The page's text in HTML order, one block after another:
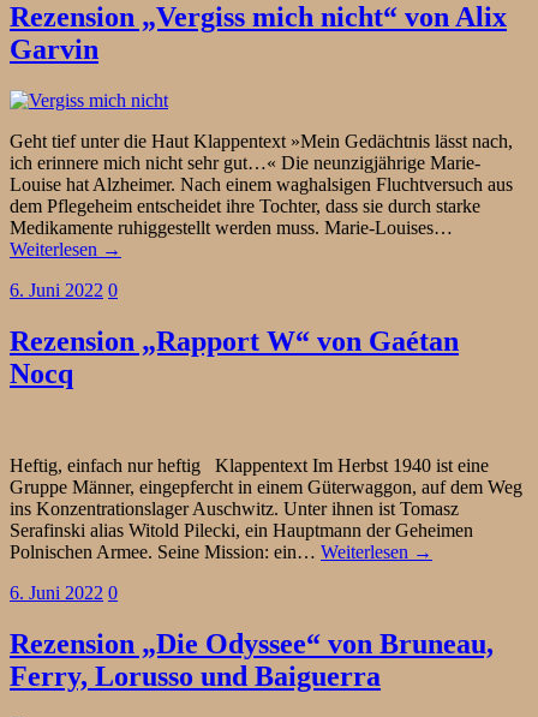
Rezension „Vergiss mich nicht“ von Alix
Garvin
Geht tief unter die Haut Klappentext »Mein Gedächtnis lässt nach,
ich erinnere mich nicht sehr gut…« Die neunzigjährige Marie-
Louise hat Alzheimer. Nach einem waghalsigen Fluchtversuch aus
dem Pflegeheim entscheidet ihre Tochter, dass sie durch starke
Medikamente ruhiggestellt werden muss. Marie-Louises…
Weiterlesen →
6. Juni 2022 0
Rezension „Rapport W“ von Gaétan
Nocq
Heftig, einfach nur heftig Klappentext Im Herbst 1940 ist eine
Gruppe Männer, eingepfercht in einem Güterwaggon, auf dem Weg
ins Konzentrationslager Auschwitz. Unter ihnen ist Tomasz
Serafinski alias Witold Pilecki, ein Hauptmann der Geheimen
Polnischen Armee. Seine Mission: ein… Weiterlesen →
6. Juni 2022 0
Rezension „Die Odyssee“ von Bruneau,
Ferry, Lorusso und Baiguerra